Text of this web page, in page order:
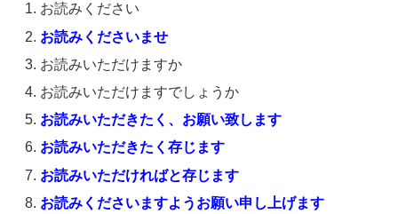
お読みください
お読みくださいませ
お読みいただけますか
お読みいただけますでしょうか
お読みいただきたく、お願い致します
お読みいただきたく存じます
お読みいただければと存じます
お読みくださいますようお願い申し上げます